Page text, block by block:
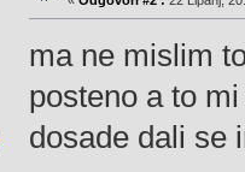
ma ne mislim
posteno a to
dosade dali se